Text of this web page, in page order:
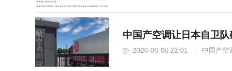
中国产空调让日本自卫
2026-08-06 22:01 中国产空